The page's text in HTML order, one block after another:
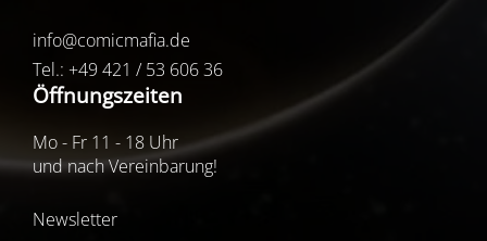
info@comicmafia.de
Tel.: +49 421 / 53 606 36
Öffnungszeiten
Mo - Fr 11 - 18 Uhr
und nach Vereinbarung!
Newsletter